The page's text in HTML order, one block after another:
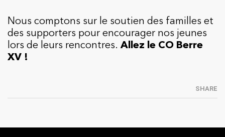
Nous comptons sur le soutien des familles et
des supporters pour encourager nos jeunes
lors de leurs rencontres. Allez le CO Berre
XV !
SHARE